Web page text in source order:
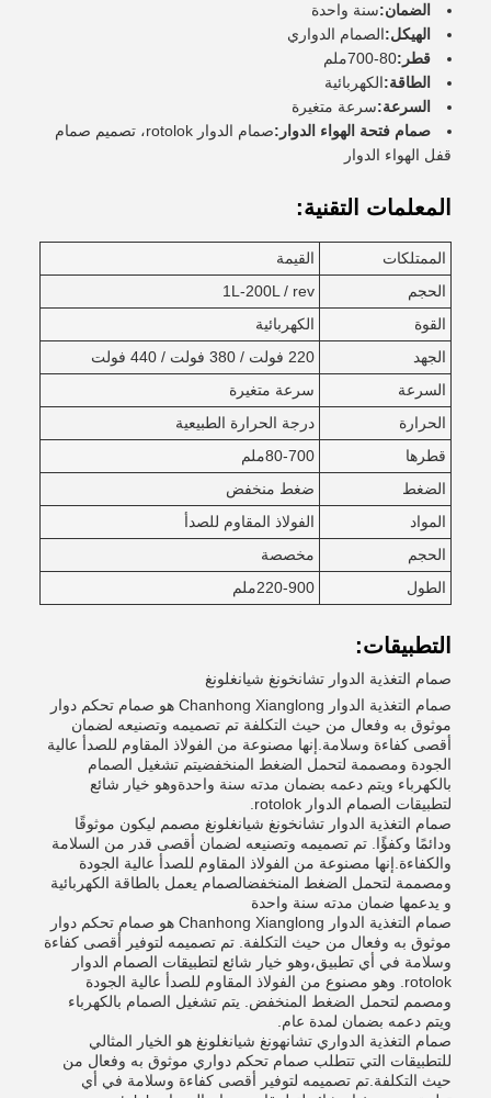
الضمان:سنة واحدة
الهيكل:الصمام الدواري
قطر:80-700ملم
الطاقة:الكهربائية
السرعة:سرعة متغيرة
صمام فتحة الهواء الدوار:
صمام الدوار rotolok، تصميم صمام
قفل الهواء الدوار
المعلمات التقنية:
الممتلكات
القيمة
الحجم
1L-200L / rev
القوة
الكهربائية
الجهد
220 فولت / 380 فولت / 440 فولت
السرعة
سرعة متغيرة
الحرارة
درجة الحرارة الطبيعية
قطرها
80-700ملم
الضغط
ضغط منخفض
المواد
الفولاذ المقاوم للصدأ
الحجم
مخصصة
الطول
220-900ملم
التطبيقات:
صمام التغذية الدوار تشانخونغ شيانغلونغ
صمام التغذية الدوار Chanhong Xianglong هو صمام تحكم دوار
موثوق به وفعال من حيث التكلفة تم تصميمه وتصنيعه لضمان
أقصى كفاءة وسلامة.إنها مصنوعة من الفولاذ المقاوم للصدأ عالية
الجودة ومصممة لتحمل الضغط المنخفضيتم تشغيل الصمام
بالكهرباء ويتم دعمه بضمان مدته سنة واحدةوهو خيار شائع
لتطبيقات الصمام الدوار rotolok.
صمام التغذية الدوار تشانخونغ شيانغلونغ مصمم ليكون موثوقًا
ودائمًا وكفؤًا. تم تصميمه وتصنيعه لضمان أقصى قدر من السلامة
والكفاءة.إنها مصنوعة من الفولاذ المقاوم للصدأ عالية الجودة
ومصممة لتحمل الضغط المنخفضالصمام يعمل بالطاقة الكهربائية
و يدعمها ضمان مدته سنة واحدة
صمام التغذية الدوار Chanhong Xianglong هو صمام تحكم دوار
موثوق به وفعال من حيث التكلفة. تم تصميمه لتوفير أقصى كفاءة
وسلامة في أي تطبيق،وهو خيار شائع لتطبيقات الصمام الدوار
rotolok. وهو مصنوع من الفولاذ المقاوم للصدأ عالية الجودة
ومصمم لتحمل الضغط المنخفض. يتم تشغيل الصمام بالكهرباء
ويتم دعمه بضمان لمدة عام.
صمام التغذية الدواري تشانهونغ شيانغلونغ هو الخيار المثالي
للتطبيقات التي تتطلب صمام تحكم دواري موثوق به وفعال من
حيث التكلفة.تم تصميمه لتوفير أقصى كفاءة وسلامة في أي